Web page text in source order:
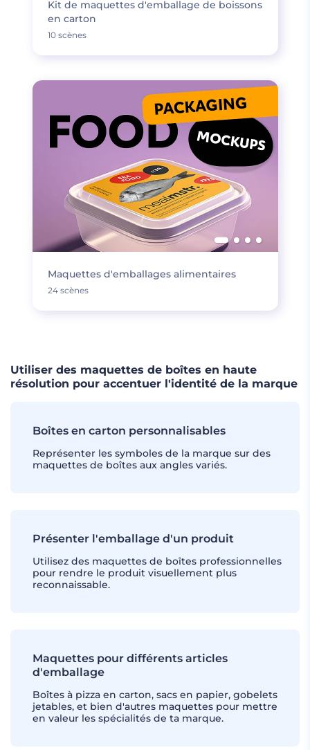
Kit de maquettes d'emballage de boissons
en carton
10 scènes
Maquettes d'emballages alimentaires
24 scènes
Utiliser des maquettes de boîtes en haute
résolution pour accentuer l'identité de la marque
Boîtes en carton personnalisables
Représenter les symboles de la marque sur des
maquettes de boîtes aux angles variés.
Présenter l'emballage d'un produit
Utilisez des maquettes de boîtes professionnelles
pour rendre le produit visuellement plus
reconnaissable.
Maquettes pour différents articles
d'emballage
Boîtes à pizza en carton, sacs en papier, gobelets
jetables, et bien d'autres maquettes pour mettre
en valeur les spécialités de ta marque.